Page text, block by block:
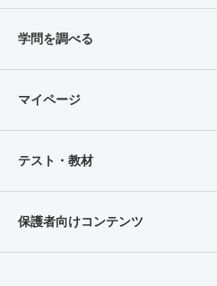
学問を調べる
マイページ
テスト・教材
保護者向けコンテンツ